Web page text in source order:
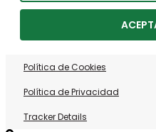
Política de Cookies
Política de Privacidad
Tracker Details